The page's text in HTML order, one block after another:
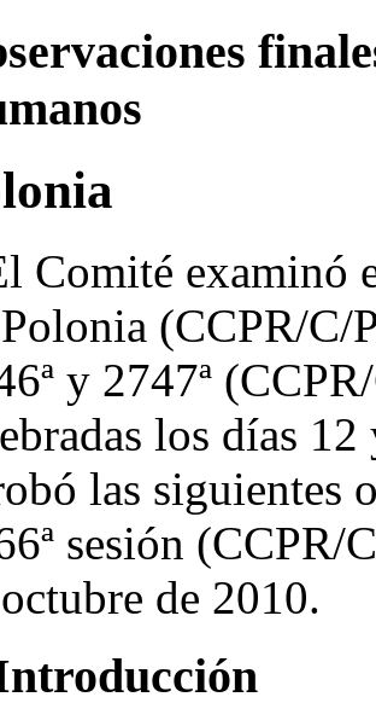
Comité examinó
(CCPR/C/
y 2747ª
los días
las siguientes
sesión (CCPR/
de 2010.